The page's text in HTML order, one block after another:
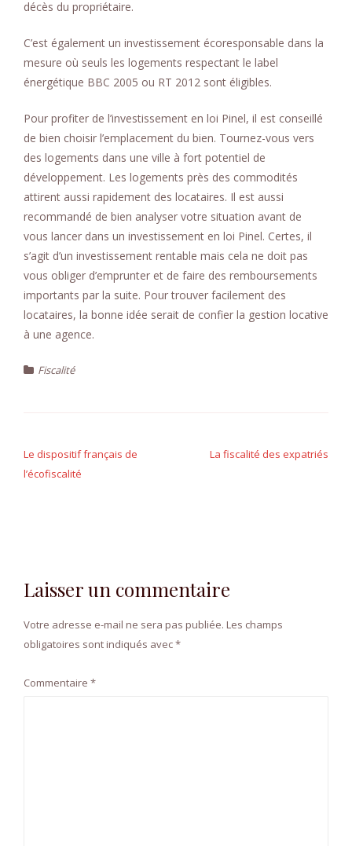
décès du propriétaire.
C’est également un investissement écoresponsable dans la
mesure où seuls les logements respectant le label
énergétique BBC 2005 ou RT 2012 sont éligibles.
Pour profiter de l’investissement en loi Pinel, il est conseillé
de bien choisir l’emplacement du bien. Tournez-vous vers
des logements dans une ville à fort potentiel de
développement. Les logements près des commodités
attirent aussi rapidement des locataires. Il est aussi
recommandé de bien analyser votre situation avant de
vous lancer dans un investissement en loi Pinel. Certes, il
s’agit d’un investissement rentable mais cela ne doit pas
vous obliger d’emprunter et de faire des remboursements
importants par la suite. Pour trouver facilement des
locataires, la bonne idée serait de confier la gestion locative
à une agence.
Fiscalité
de
l’article
Le dispositif français de
l’écofiscalité
La fiscalité des expatriés
Laisser un commentaire
Votre adresse e-mail ne sera pas publiée. Les champs
obligatoires sont indiqués avec*
Commentaire *